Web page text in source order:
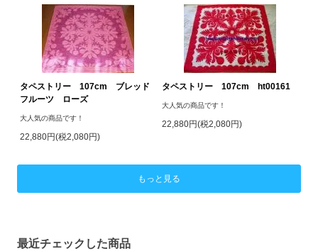
タペストリー 107cm ブレッド
フルーツ ローズ
大人気の商品です！
22,880円(税2,080円)
タペストリー 107cm ht00161
大人気の商品です！
22,880円(税2,080円)
もっと見る
最近チェックした商品